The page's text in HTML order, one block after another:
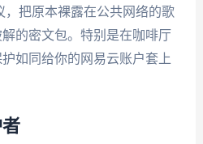
，把原本裸露在公共网络的歌
的密文包。特别是在咖啡厅
如同给你的网易云账户套上